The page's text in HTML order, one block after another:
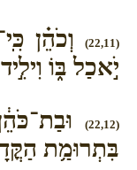
(22,11)
וְכֹהֵ֗ן
יֹ֣אכַל בּ֑וֹ
(22,12)
בִּתְרוּמַ֥ת